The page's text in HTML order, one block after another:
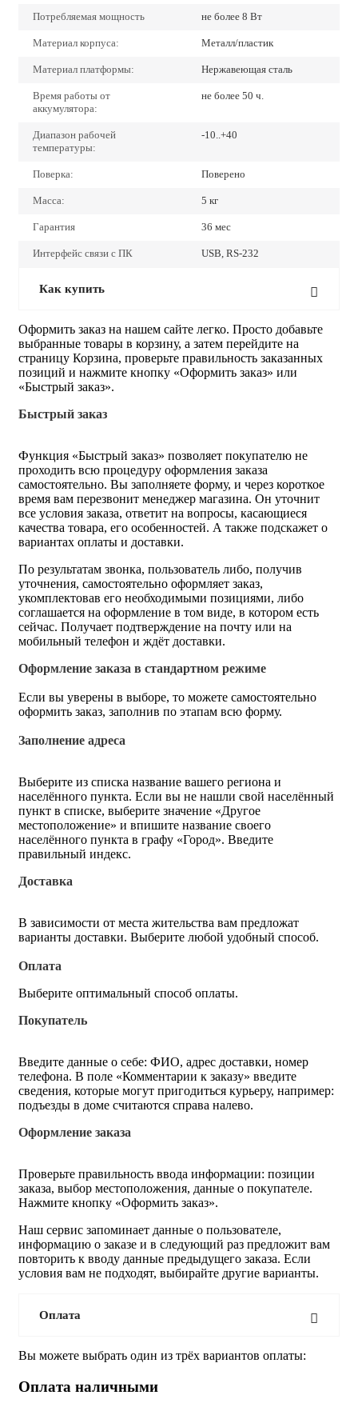
Потребляемая мощность не более 8 Вт
Материал корпуса: Металл/пластик
Материал платформы: Нержавеющая сталь
Время работы от
аккумулятора:
не более 50 ч.
Диапазон рабочей
температуры:
-10..+40
Поверка: Поверено
Масса: 5 кг
Гарантия 36 мес
Интерфейс связи с ПК USB, RS-232
Как купить
Оформить заказ на нашем сайте легко. Просто добавьте
выбранные товары в корзину, а затем перейдите на
страницу Корзина, проверьте правильность заказанных
позиций и нажмите кнопку «Оформить заказ» или
«Быстрый заказ».
Быстрый заказ
Функция «Быстрый заказ» позволяет покупателю не
проходить всю процедуру оформления заказа
самостоятельно. Вы заполняете форму, и через короткое
время вам перезвонит менеджер магазина. Он уточнит
все условия заказа, ответит на вопросы, касающиеся
качества товара, его особенностей. А также подскажет о
вариантах оплаты и доставки.
По результатам звонка, пользователь либо, получив
уточнения, самостоятельно оформляет заказ,
укомплектовав его необходимыми позициями, либо
соглашается на оформление в том виде, в котором есть
сейчас. Получает подтверждение на почту или на
мобильный телефон и ждёт доставки.
Оформление заказа в стандартном режиме
Если вы уверены в выборе, то можете самостоятельно
оформить заказ, заполнив по этапам всю форму.
Заполнение адреса
Выберите из списка название вашего региона и
населённого пункта. Если вы не нашли свой населённый
пункт в списке, выберите значение «Другое
местоположение» и впишите название своего
населённого пункта в графу «Город». Введите
правильный индекс.
Доставка
В зависимости от места жительства вам предложат
варианты доставки. Выберите любой удобный способ.
Оплата
Выберите оптимальный способ оплаты.
Покупатель
Введите данные о себе: ФИО, адрес доставки, номер
телефона. В поле «Комментарии к заказу» введите
сведения, которые могут пригодиться курьеру, например:
подъезды в доме считаются справа налево.
Оформление заказа
Проверьте правильность ввода информации: позиции
заказа, выбор местоположения, данные о покупателе.
Нажмите кнопку «Оформить заказ».
Наш сервис запоминает данные о пользователе,
информацию о заказе и в следующий раз предложит вам
повторить к вводу данные предыдущего заказа. Если
условия вам не подходят, выбирайте другие варианты.
Оплата
Вы можете выбрать один из трёх вариантов оплаты:
Оплата наличными